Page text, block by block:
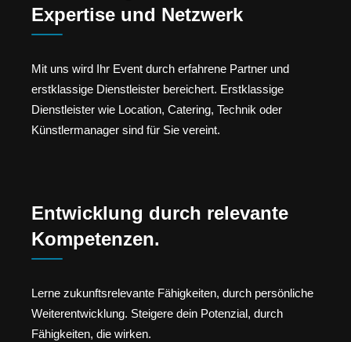
Expertise und Netzwerk
Mit uns wird Ihr Event durch erfahrene Partner und
erstklassige Dienstleister bereichert. Erstklassige
Dienstleister wie Location, Catering, Technik oder
Künstlermanager sind für Sie vereint.
Entwicklung durch relevante
Kompetenzen.
Lerne zukunftsrelevante Fähigkeiten, durch persönliche
Weiterentwicklung. Steigere dein Potenzial, durch
Fähigkeiten, die wirken.